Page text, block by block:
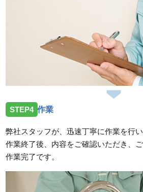
STEP4 作業
弊社スタッフが、迅速丁寧に作業を行い
作業終了後、内容をご確認いただき、
作業完了です。